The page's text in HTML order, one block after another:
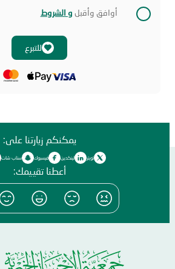
أوافق وأقبل و الشروط
للتبرع
يمكنكم زيارتنا على:
تويتر لينكدين فيسبوك سناب شات
أعطنا تقييمك: